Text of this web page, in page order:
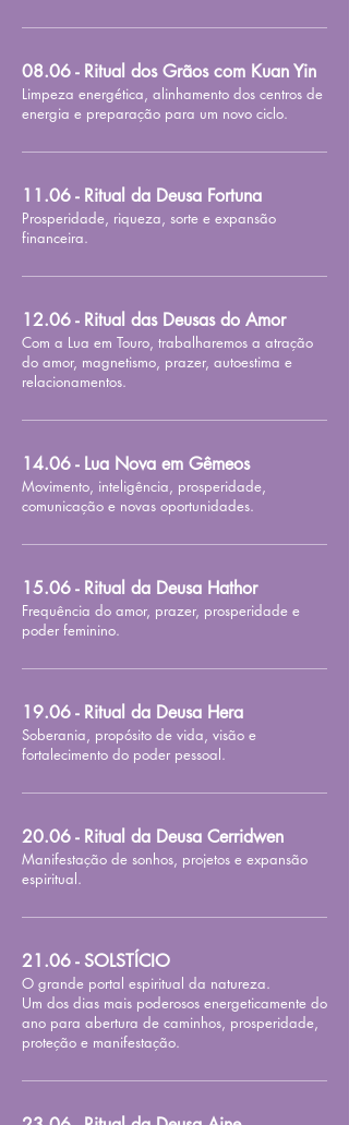
08.06 - Ritual dos Grãos com Kuan Yin
Limpeza energética, alinhamento dos centros de
energia e preparação para um novo ciclo.
11.06 - Ritual da Deusa Fortuna
Prosperidade, riqueza, sorte e expansão
financeira.
12.06 - Ritual das Deusas do Amor
Com a Lua em Touro, trabalharemos a atração
do amor, magnetismo, prazer, autoestima e
relacionamentos.
14.06 - Lua Nova em Gêmeos
Movimento, inteligência, prosperidade,
comunicação e novas oportunidades.
15.06 - Ritual da Deusa Hathor
Frequência do amor, prazer, prosperidade e
poder feminino.
19.06 - Ritual da Deusa Hera
Soberania, propósito de vida, visão e
fortalecimento do poder pessoal.
20.06 - Ritual da Deusa Cerridwen
Manifestação de sonhos, projetos e expansão
espiritual.
21.06 - SOLSTÍCIO
O grande portal espiritual da natureza.
Um dos dias mais poderosos energeticamente do
ano para abertura de caminhos, prosperidade,
proteção e manifestação.